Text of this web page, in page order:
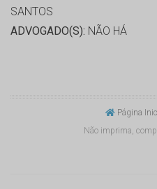
SANTOS
ADVOGADO(S): NÃO HÁ
Página
Não imprima,